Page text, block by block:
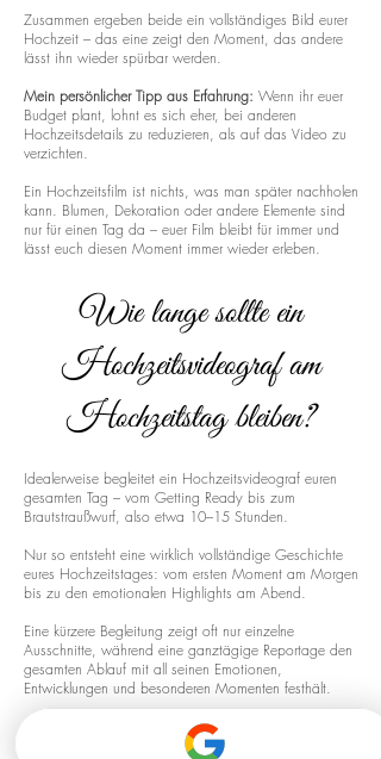
Zusammen ergeben beide ein vollständiges Bild eurer
Hochzeit – das eine zeigt den Moment, das andere
lässt ihn wieder spürbar werden.
Mein persönlicher Tipp aus Erfahrung: Wenn ihr euer
Budget plant, lohnt es sich eher, bei anderen
Hochzeitsdetails zu reduzieren, als auf das Video zu
verzichten.
Ein Hochzeitsfilm ist nichts, was man später nachholen
kann. Blumen, Dekoration oder andere Elemente sind
nur für einen Tag da – euer Film bleibt für immer und
lässt euch diesen Moment immer wieder erleben.
Wie lange sollte ein
Hochzeitsvideograf am
Hochzeitstag bleiben?
Idealerweise begleitet ein Hochzeitsvideograf euren
gesamten Tag – vom Getting Ready bis zum
Brautstraußwurf, also etwa 10–15 Stunden.
Nur so entsteht eine wirklich vollständige Geschichte
eures Hochzeitstages: vom ersten Moment am Morgen
bis zu den emotionalen Highlights am Abend.
Eine kürzere Begleitung zeigt oft nur einzelne
Ausschnitte, während eine ganztägige Reportage den
gesamten Ablauf mit all seinen Emotionen,
Entwicklungen und besonderen Momenten festhält.